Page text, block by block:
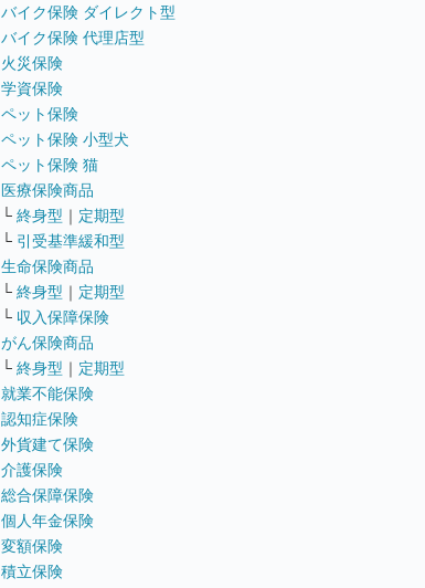
バイク保険 ダイレクト型
バイク保険 代理店型
火災保険
学資保険
ペット保険
ペット保険 小型犬
ペット保険 猫
医療保険商品
└ 終身型 ｜ 定期型
└ 引受基準緩和型
生命保険商品
└ 終身型 ｜ 定期型
└ 収入保障保険
がん保険商品
└ 終身型 ｜ 定期型
就業不能保険
認知症保険
外貨建て保険
介護保険
総合保障保険
個人年金保険
変額保険
積立保険